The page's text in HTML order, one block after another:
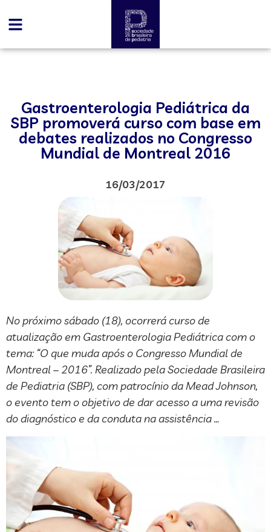
Gastroenterologia Pediátrica da
SBP promoverá curso com base em
debates realizados no Congresso
Mundial de Montreal 2016
16/03/2017
No próximo sábado (18), ocorrerá curso de
atualização em Gastroenterologia Pediátrica com o
tema: “O que muda após o Congresso Mundial de
Montreal – 2016”. Realizado pela Sociedade Brasileira
de Pediatria (SBP), com patrocínio da Mead Johnson,
o evento tem o objetivo de dar acesso a uma revisão
do diagnóstico e da conduta na assistência …